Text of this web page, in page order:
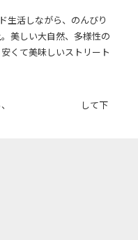
生活しながら、のんびり
美しい大自然、多様性の
くて美味しいストリート
して下